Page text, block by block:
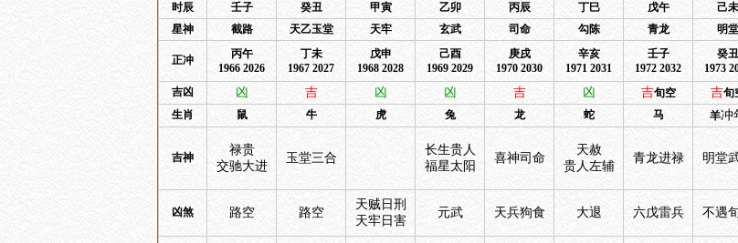
时辰
壬子 癸丑 甲寅 乙卯 丙辰 丁巳 戊午 己未
星神
截路 天乙玉堂 天牢 玄武 司命 勾陈 青龙 明堂
正冲
丙午
1966 2026
丁未
1967 2027
戊申
1968 2028
己酉
1969 2029
庚戌
1970 2030
辛亥
1971 2031
壬子
1972 2032
癸丑
1973
吉凶
凶 吉 凶 凶 吉 凶 吉旬空 吉旬
生肖 鼠 牛 虎 兔 龙 蛇 马 羊冲
吉神
禄贵
交驰大进
玉堂三合
长生贵人
福星太阳
喜神司命
天赦
贵人左辅
青龙进禄 明堂
凶煞 路空 路空
天贼日刑
天牢日害
元武 天兵狗食 大退 六戊雷兵 不遇